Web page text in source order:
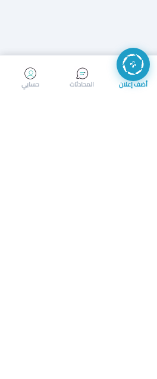
إجراء مكالمة
حسابي المحادثات أضف إعلان